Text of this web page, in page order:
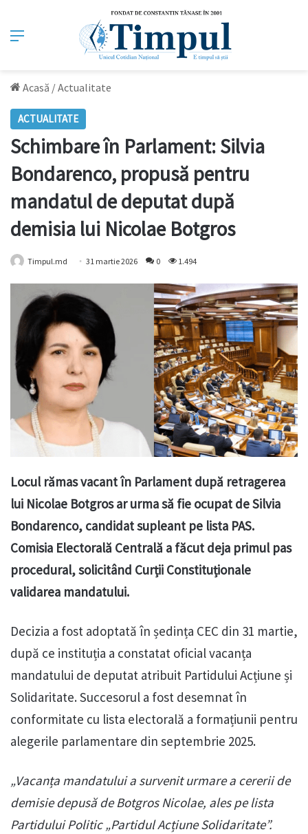
Meniu
Acasă /Actualitate
ACTUALITATE
Schimbare în Parlament: Silvia
Bondarenco, propusă pentru
mandatul de deputat după
demisia lui Nicolae Botgros
Timpul.md 31 martie 2026 0 1.494
Locul rămas vacant în Parlament după retragerea
lui Nicolae Botgros ar urma să fie ocupat de Silvia
Bondarenco, candidat supleant pe lista PAS.
Comisia Electorală Centrală a făcut deja primul pas
procedural, solicitând Curții Constituționale
validarea mandatului.
Decizia a fost adoptată în ședința CEC din 31 martie,
după ce instituția a constatat oficial vacanța
mandatului de deputat atribuit Partidului Acțiune și
Solidaritate. Succesorul a fost desemnat în
conformitate cu lista electorală a formațiunii pentru
alegerile parlamentare din septembrie 2025.
„Vacanța mandatului a survenit urmare a cererii de
demisie depusă de Botgros Nicolae, ales pe lista
Partidului Politic „Partidul Acțiune Solidaritate”.